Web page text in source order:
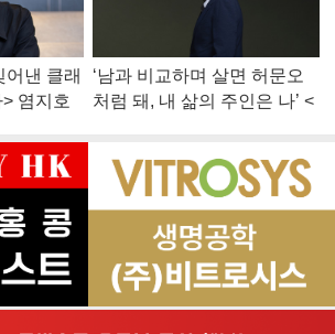
어낸 클래
염지호
‘남과 비교하며 살면 허문오
처럼 돼, 내 삶의 주인은 나’ <